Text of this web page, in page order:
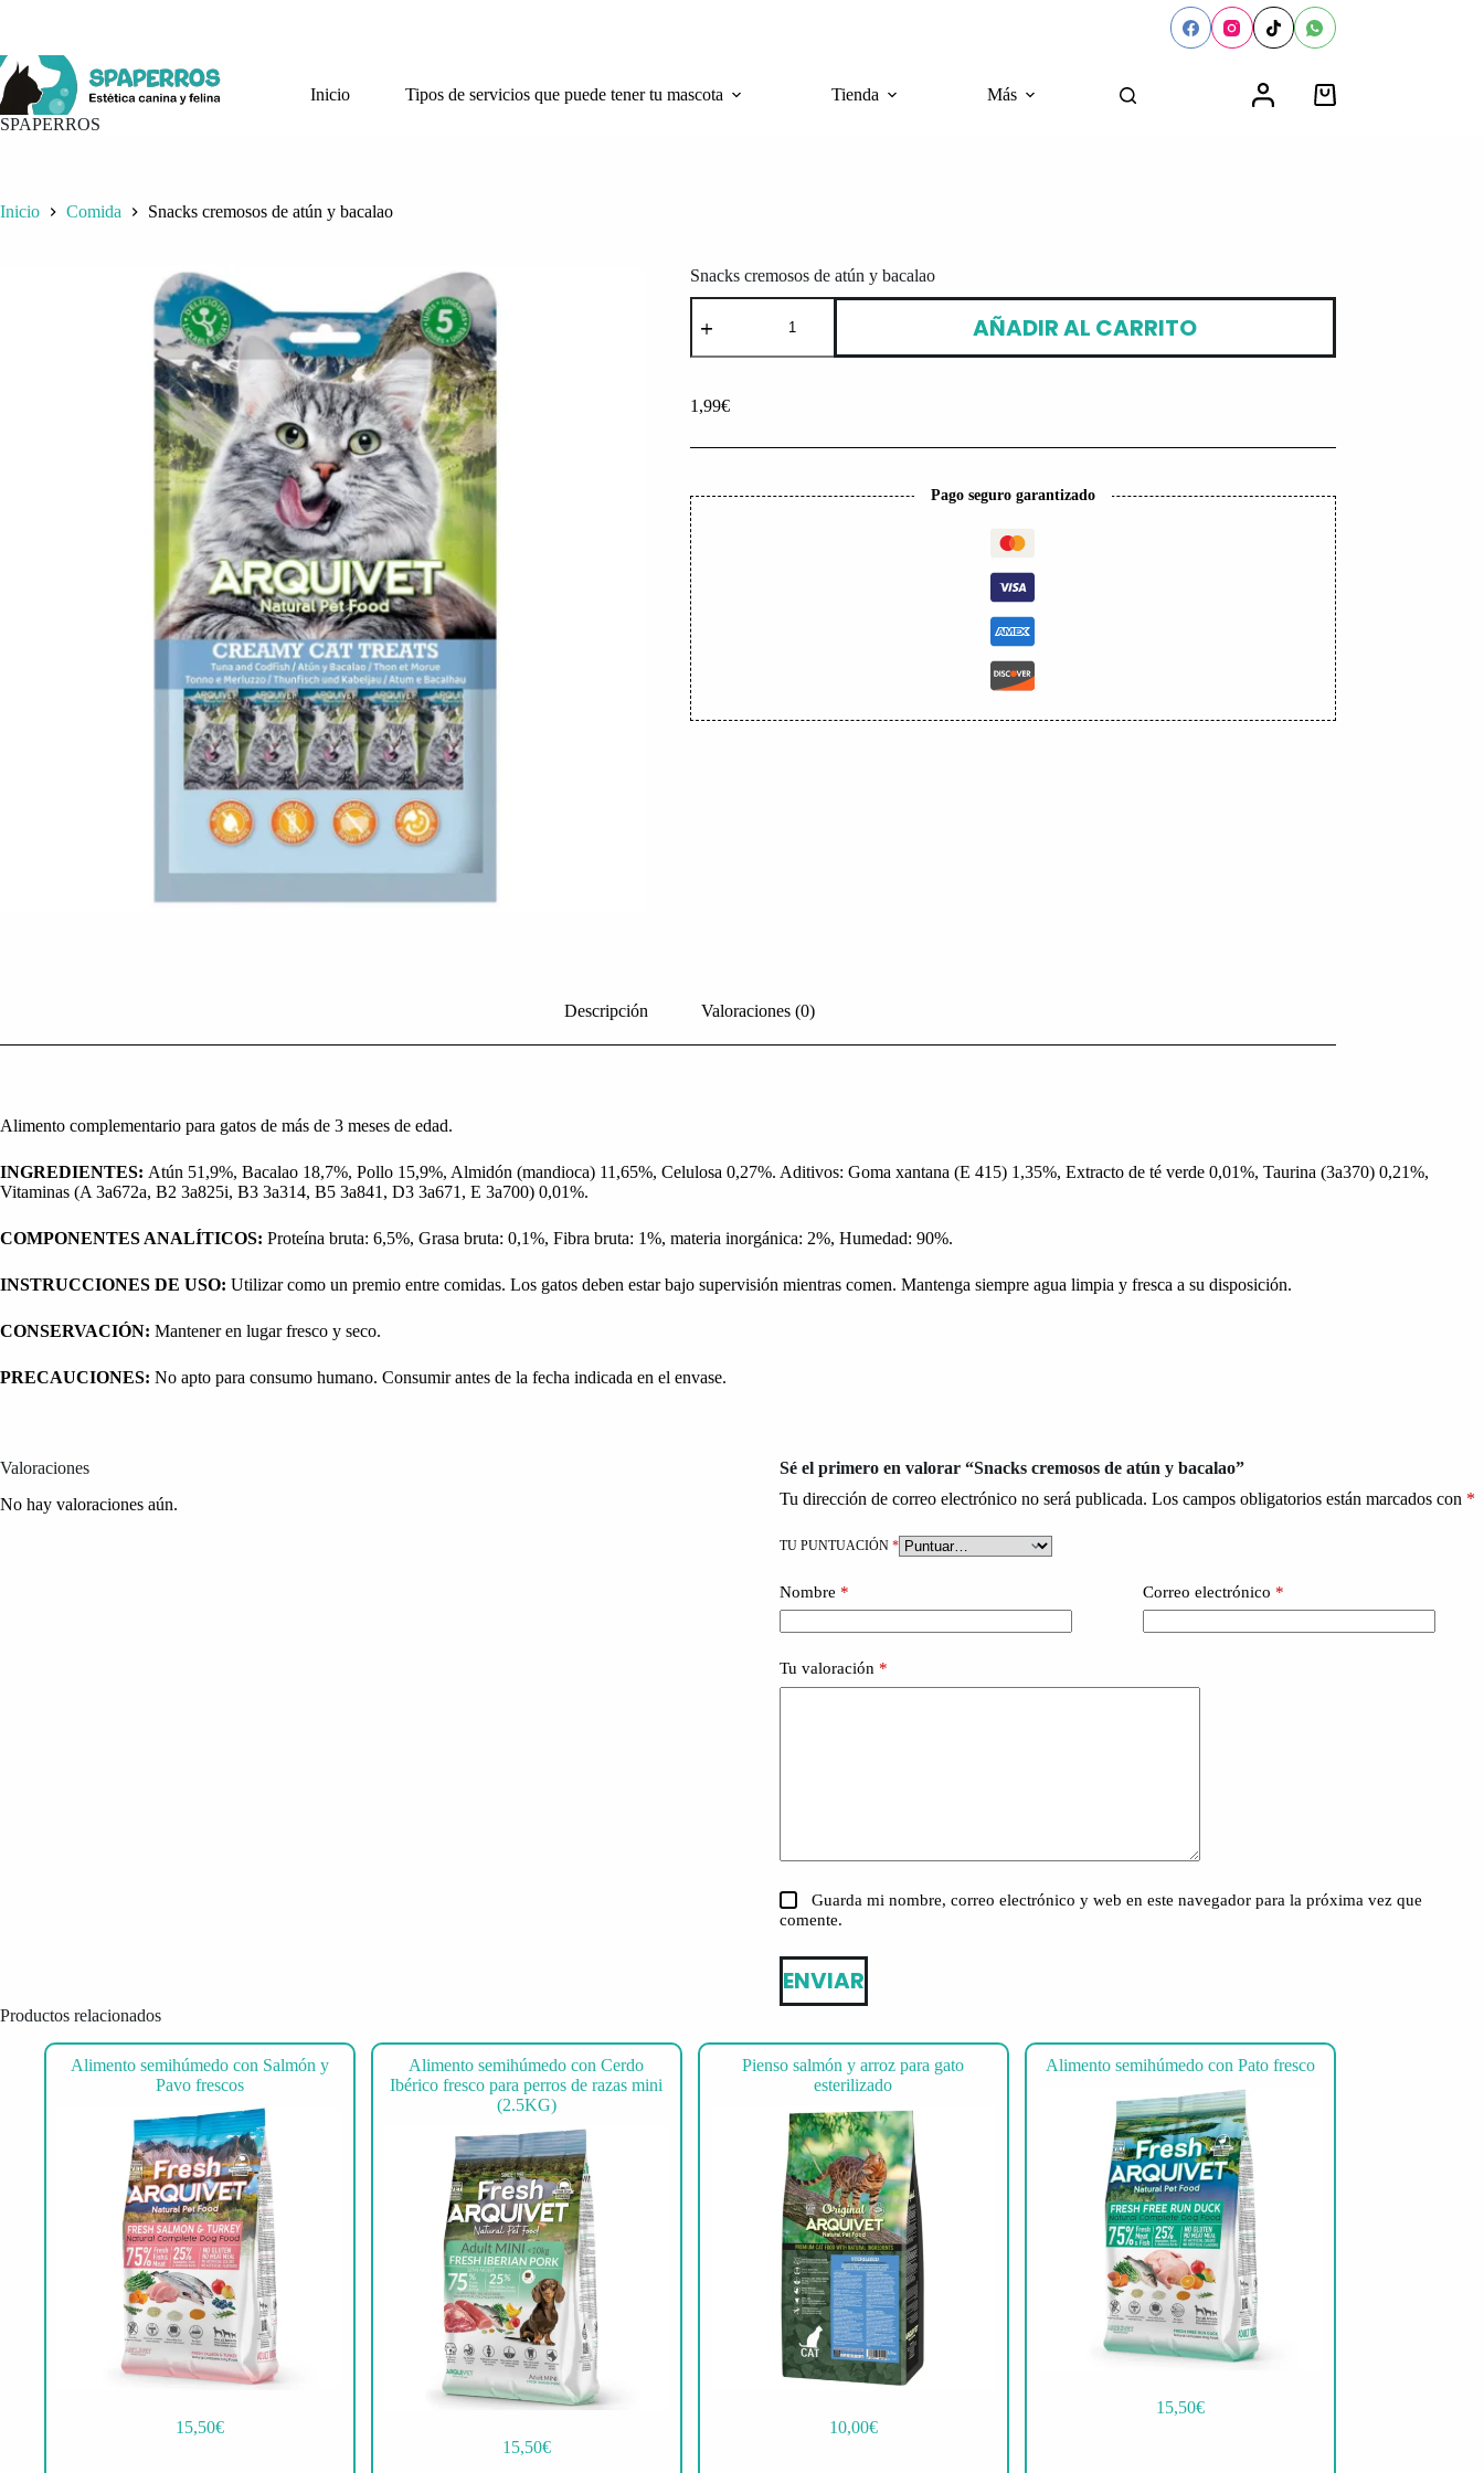
SPAPERROS
Inicio Tipos de servicios que puede tener tu mascota Tienda Más
Carro
Inicio Comida Snacks cremosos de atún y bacalao
Snacks cremosos de atún y bacalao
Snacks
cremosos
atún
bacalao
cantidad
AÑADIR AL CARRITO
1,99€
Pago seguro garantizado
Descripción Valoraciones (0)
Alimento complementario para gatos de más de 3 meses de edad.
INGREDIENTES: Atún 51,9%, Bacalao 18,7%, Pollo 15,9%, Almidón (mandioca) 11,65%, Celulosa 0,27%. Aditivos: Goma xantana (E 415) 1,35%, Extracto de té verde 0,01%, Taurina (3a370) 0,21%,
Vitaminas (A 3a672a, B2 3a825i, B3 3a314, B5 3a841, D3 3a671, E 3a700) 0,01%.
COMPONENTES ANALÍTICOS: Proteína bruta: 6,5%, Grasa bruta: 0,1%, Fibra bruta: 1%, materia inorgánica: 2%, Humedad: 90%.
INSTRUCCIONES DE USO: Utilizar como un premio entre comidas. Los gatos deben estar bajo supervisión mientras comen. Mantenga siempre agua limpia y fresca a su disposición.
CONSERVACIÓN: Mantener en lugar fresco y seco.
PRECAUCIONES: No apto para consumo humano. Consumir antes de la fecha indicada en el envase.
Valoraciones
No hay valoraciones aún.
Sé el primero en valorar “Snacks cremosos de atún y bacalao”
Tu dirección de correo electrónico no será publicada. Los campos obligatorios están marcados con *
TU PUNTUACIÓN *
Nombre * Correo electrónico *
Tu valoración *
Guarda mi nombre, correo electrónico y web en este navegador para la próxima vez que
comente.
ENVIAR
Productos relacionados
Alimento semihúmedo con Salmón y
Pavo frescos
15,50€
Alimento semihúmedo con Cerdo
Ibérico fresco para perros de razas mini
(2.5KG)
15,50€
Pienso salmón y arroz para gato
esterilizado
10,00€
Alimento semihúmedo con Pato fresco
15,50€